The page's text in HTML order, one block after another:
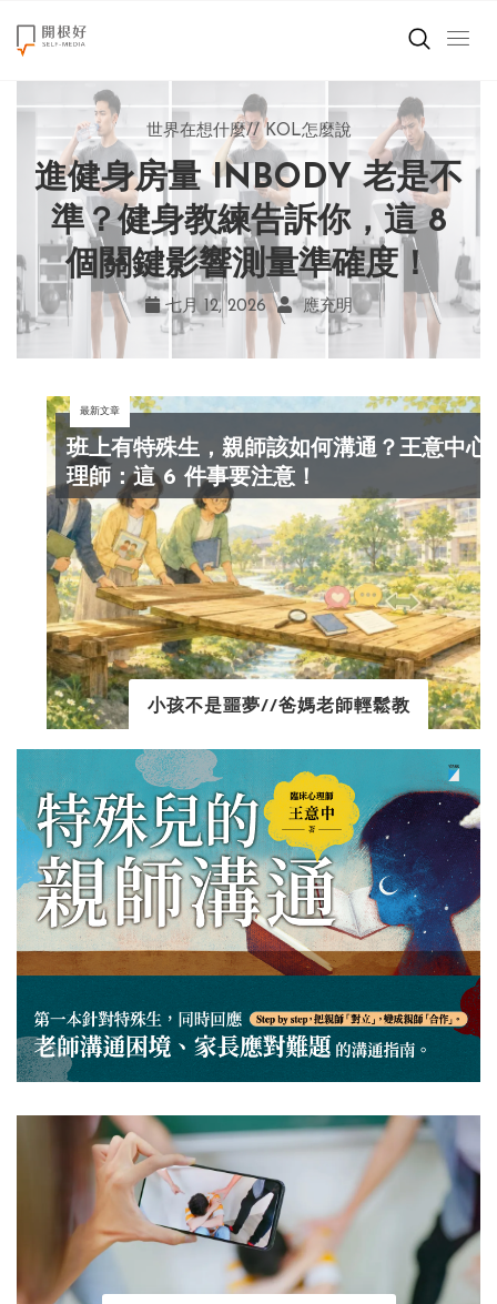
來點正能量
世界在想什麼
創造美好生活
小孩不是噩夢
職場商業經濟
影片專區
關於我們
世界在想什麼//地球村發生的事
AI 複製吉卜力畫風引爭議！
宮崎駿用七年證明：人腦創
作仍無可取代
七月 19, 2026 菲利浦．科特勒
來點正能量//與自己和解
別讓過去的榮耀嘲笑現在！
學會捨棄獎盃，活出當下的
真實幸福
七月 17, 2026 亞瑟．布魯克斯
來點正能量//女力至上
改變不用驚天動地！《米娜
家的星期六》看小女孩如何
勇敢跨出第一步
七月 22, 2026 不正田心
世界在想什麼//KOL怎麼說
進健身房量 INBODY 老是不
準？健身教練告訴你，這 8
個關鍵影響測量準確度！
七月 12, 2026 應充明
班上有特殊生，親師該如何溝通？王意中心
理師：這 6 件事要注意！
最新文章
小孩不是噩夢//爸媽老師輕鬆教